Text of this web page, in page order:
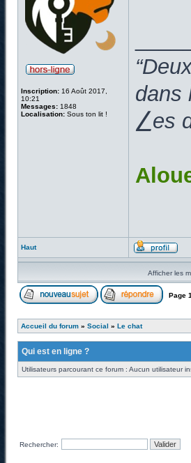
Inscription: 16 Août 2017,
10:21
Messages: 1848
Localisation: Sous ton lit !
dans
⎳es
Haut
Afficher les
Page 1
Accueil du forum » Social » Le chat
Qui est en ligne ?
Utilisateurs parcourant ce forum : Aucun utilisateur
Rechercher: